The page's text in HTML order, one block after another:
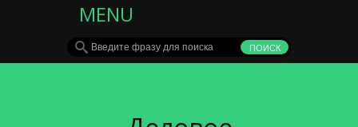
MENU